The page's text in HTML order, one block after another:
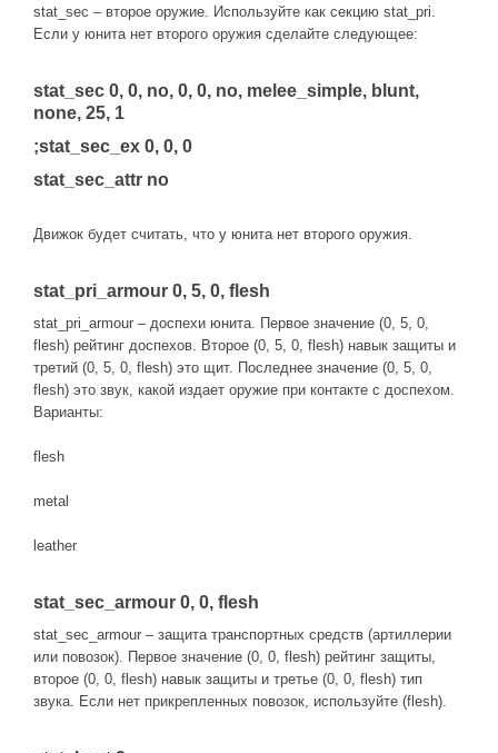
stat_sec – второе оружие. Используйте как секцию stat_pri.
Если у юнита нет второго оружия сделайте следующее:
stat_sec 0, 0, no, 0, 0, no, melee_simple, blunt,
none, 25, 1
;stat_sec_ex 0, 0, 0
stat_sec_attr no
Движок будет считать, что у юнита нет второго оружия.
stat_pri_armour 0, 5, 0, flesh
stat_pri_armour – доспехи юнита. Первое значение (0, 5, 0,
flesh) рейтинг доспехов. Второе (0, 5, 0, flesh) навык защиты и
третий (0, 5, 0, flesh) это щит. Последнее значение (0, 5, 0,
flesh) это звук, какой издает оружие при контакте с доспехом.
Варианты:
flesh
metal
leather
stat_sec_armour 0, 0, flesh
stat_sec_armour – защита транспортных средств (артиллерии
или повозок). Первое значение (0, 0, flesh) рейтинг защиты,
второе (0, 0, flesh) навык защиты и третье (0, 0, flesh) тип
звука. Если нет прикрепленных повозок, используйте (flesh).